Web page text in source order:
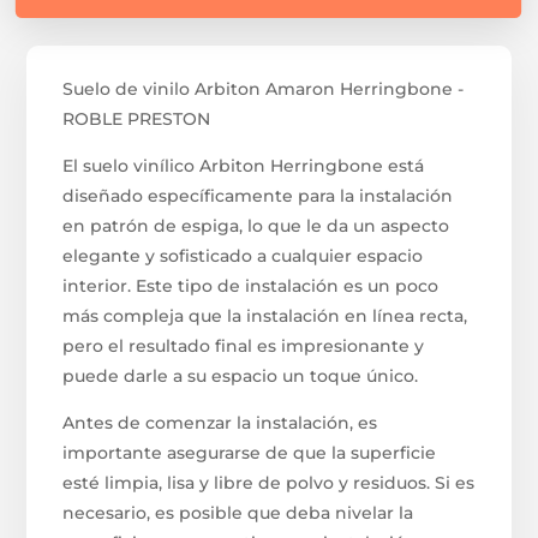
Suelo de vinilo Arbiton Amaron Herringbone -
ROBLE PRESTON
El suelo vinílico Arbiton Herringbone está
diseñado específicamente para la instalación
en patrón de espiga, lo que le da un aspecto
elegante y sofisticado a cualquier espacio
interior. Este tipo de instalación es un poco
más compleja que la instalación en línea recta,
pero el resultado final es impresionante y
puede darle a su espacio un toque único.
Antes de comenzar la instalación, es
importante asegurarse de que la superficie
esté limpia, lisa y libre de polvo y residuos. Si es
necesario, es posible que deba nivelar la